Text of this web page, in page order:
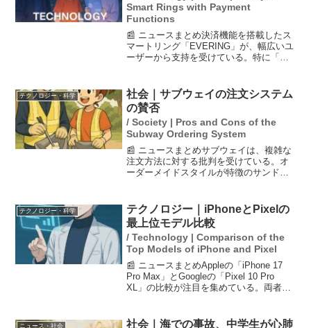
Smart Rings with Payment
Functions
📰 ニュースまとめ決済機能を搭載したス
マートリング「EVERING」が、幅広いユ
ーザーから支持を受けている。特に「充
を活用している。この技術により、決済
端末にかざすだ...
テクノロジー・科学
社会｜サブウェイの注文システム
の賛否
/ Society | Pros and Cons of the
Subway Ordering System
📰 ニュースまとめサブウェイは、複雑な
注文方法に対する批判を受けている。オ
ーダーメイドスタイルが特徴のサンドイ
いるが、使いづらさを感じる利用者も多
い。運営元はこの意見に...
テクノロジー・科学
テクノロジー｜iPhoneとPixelの
最上位モデル比較
/ Technology | Comparison of the
Top Models of iPhone and Pixel
📰 ニュースまとめAppleの「iPhone 17
Pro Max」とGoogleの「Pixel 10 Pro
XL」の比較が注目を集めている。両者は
においてそれぞれ...
ニュース・社会
社会｜海での事故、中学生が心肺